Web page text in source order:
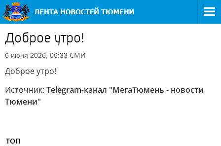
Доброе утро!
6 июня 2026, 06:33 СМИ
Доброе утро!
Источник: Telegram-канал "МегаТюмень - новости
Тюмени"
ТОП